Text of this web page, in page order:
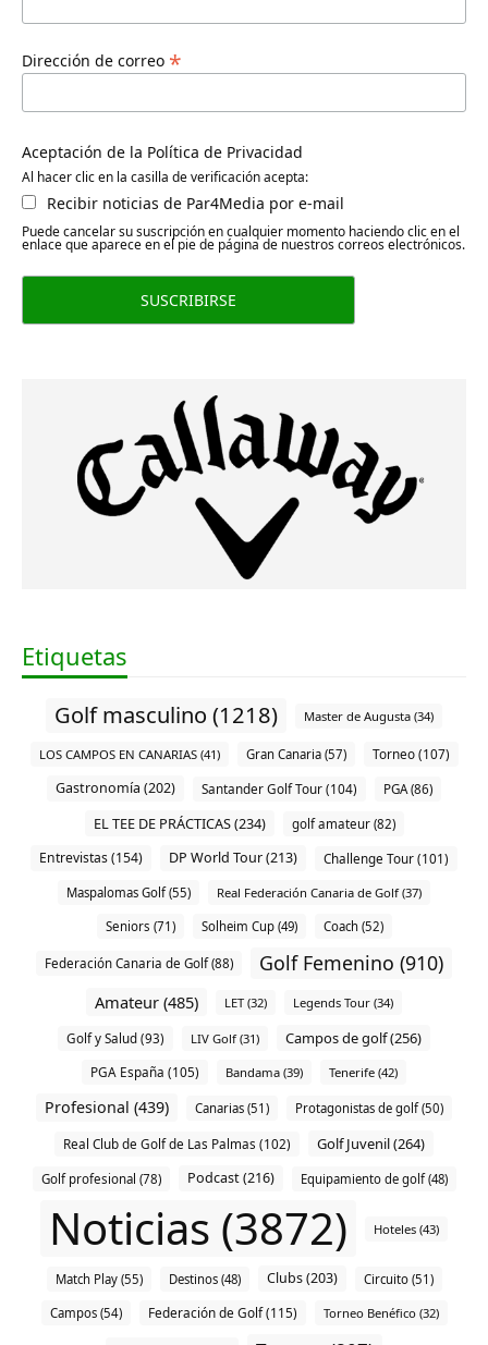
Dirección de correo *
Aceptación de la Política de Privacidad
Al hacer clic en la casilla de verificación acepta:
Recibir noticias de Par4Media por e-mail
Puede cancelar su suscripción en cualquier momento haciendo clic en el
enlace que aparece en el pie de página de nuestros correos electrónicos.
Etiquetas
Golf masculino (1218) Master de Augusta (34)
LOS CAMPOS EN CANARIAS (41) Gran Canaria (57) Torneo (107)
Gastronomía (202) Santander Golf Tour (104) PGA (86)
EL TEE DE PRÁCTICAS (234) golf amateur (82)
Entrevistas (154) DP World Tour (213) Challenge Tour (101)
Maspalomas Golf (55) Real Federación Canaria de Golf (37)
Seniors (71) Solheim Cup (49) Coach (52)
Federación Canaria de Golf (88) Golf Femenino (910)
Amateur (485) LET (32) Legends Tour (34)
Golf y Salud (93) LIV Golf (31) Campos de golf (256)
PGA España (105) Bandama (39) Tenerife (42)
Profesional (439) Canarias (51) Protagonistas de golf (50)
Real Club de Golf de Las Palmas (102) Golf Juvenil (264)
Golf profesional (78) Podcast (216) Equipamiento de golf (48)
Noticias (3872) Hoteles (43)
Match Play (55) Destinos (48) Clubs (203) Circuito (51)
Campos (54) Federación de Golf (115) Torneo Benéfico (32)